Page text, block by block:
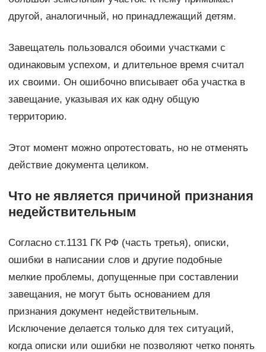
другой, аналогичный, но принадлежащий детям.
Завещатель пользовался обоими участками с
одинаковым успехом, и длительное время считал
их своими. Он ошибочно вписывает оба участка в
завещание, указывая их как одну общую
территорию.
Этот момент можно опротестовать, но не отменять
действие документа целиком.
Что не является причиной признания
недействительным
Согласно ст.1131 ГК РФ (часть третья), описки,
ошибки в написании слов и другие подобные
мелкие проблемы, допущенные при составлении
завещания, не могут быть основанием для
признания документ недействительным.
Исключение делается только для тех ситуаций,
когда описки или ошибки не позволяют четко понять